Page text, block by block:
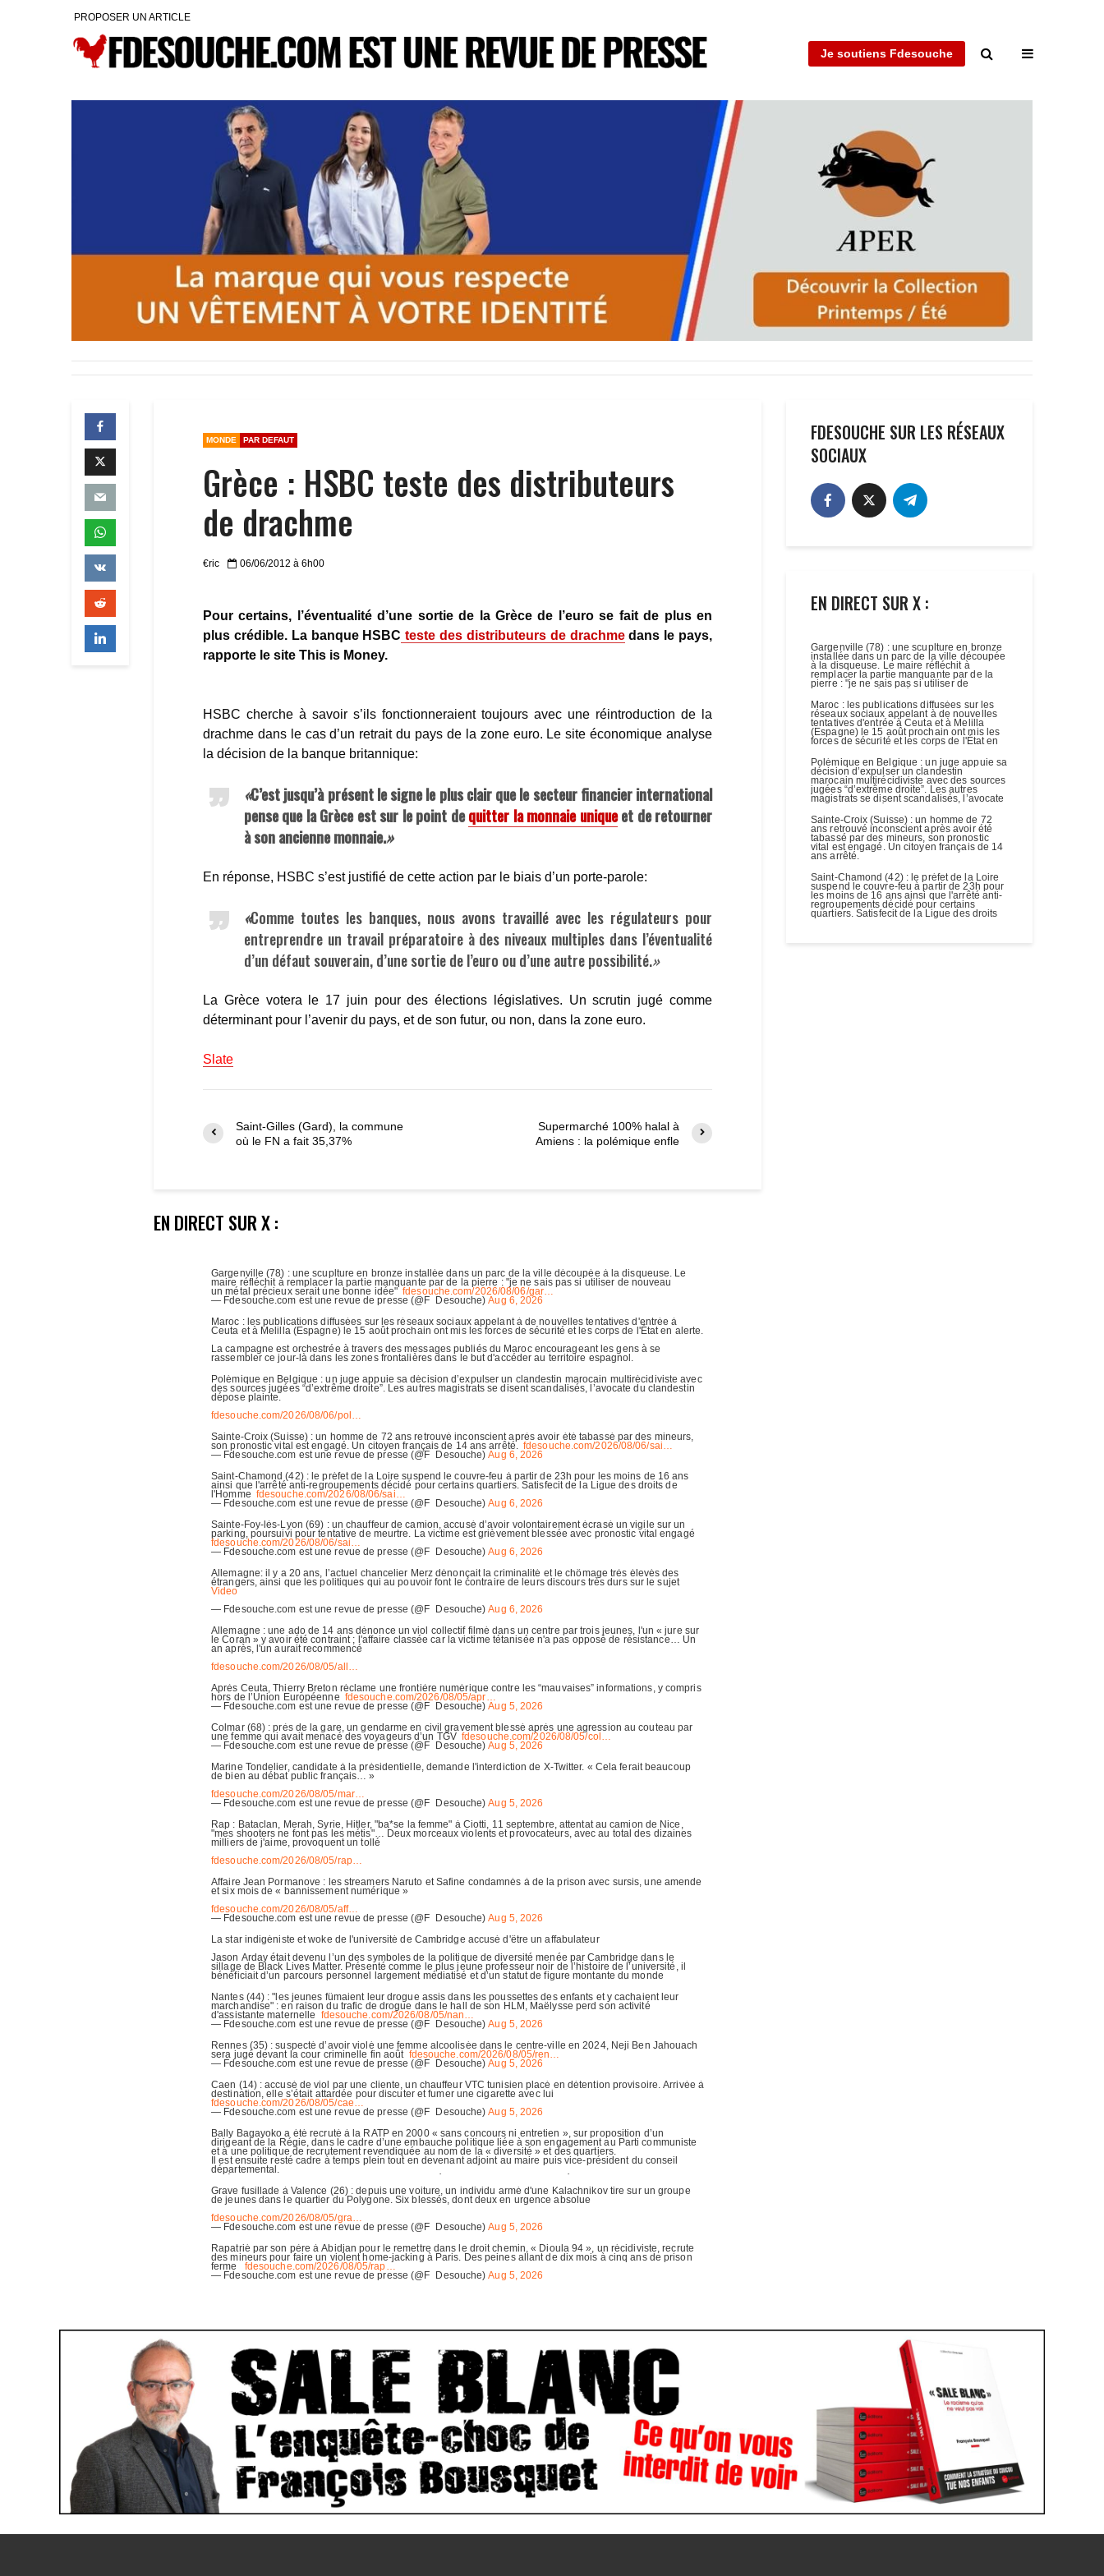
PROPOSER UN ARTICLE
Je soutiens Fdesouche
MONDE PAR DEFAUT
Grèce : HSBC teste des distributeurs
de drachme
€ric 06/06/2012 à 6h00
Pour certains, l’éventualité d’une sortie de la Grèce de l’euro se fait de plus en
plus crédible. La banque HSBC teste des distributeurs de drachmedans le pays,
rapporte le site This is Money.
HSBC cherche à savoir s’ils fonctionneraient toujours avec une réintroduction de la
drachme dans le cas d’un retrait du pays de la zone euro. Le site économique analyse
la décision de la banque britannique:
«C’est jusqu’à présent le signe le plus clair que le secteur financier international
pense que la Grèce est sur le point dequitter la monnaie uniqueet de retourner
à son ancienne monnaie.»
En réponse, HSBC s’est justifié de cette action par le biais d’un porte-parole:
«Comme toutes les banques, nous avons travaillé avec les régulateurs pour
entreprendre un travail préparatoire à des niveaux multiples dans l’éventualité
d’un défaut souverain, d’une sortie de l’euro ou d’une autre possibilité.»
La Grèce votera le 17 juin pour des élections législatives. Un scrutin jugé comme
déterminant pour l’avenir du pays, et de son futur, ou non, dans la zone euro.
Slate
Saint-Gilles (Gard), la commune
où le FN a fait 35,37%
Supermarché 100% halal à
Amiens : la polémique enfle
EN DIRECT SUR X :
FDESOUCHE SUR LES RÉSEAUX
SOCIAUX
EN DIRECT SUR X :